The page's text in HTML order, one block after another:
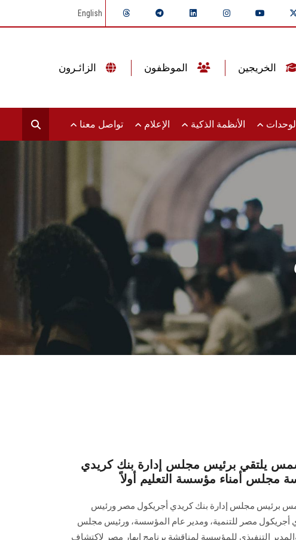
English
الأنظمة الذكية الإعلام تواصل معنا
يلتقي برئيس مجلس إدارة بنك كريدي
مجلس أمناء مؤسسة التعليم أولاً
برئيس مجلس إدارة بنك كريدي أجريكول مصر ورئيس
مصر للتنمية، ومدير عام المؤسسة، ورئيس مجلس
التنفيذي للمؤسسة لمناقشة برنامج إبهار مصر لاكتشاف